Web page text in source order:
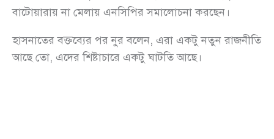
বাটোয়ারায় না মেলায় এনসিপির সমালোচনা করছেন।
হাসনাতের বক্তব্যের পর নুর বলেন, এরা একটু নতুন রাজনীতি
আছে তো, এদের শিষ্টাচারে একটু ঘাটতি আছে।